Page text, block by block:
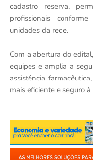
cadastro reserva,
profissionais
unidades da rede.
Com a abertura do
equipes e amplia a
assistência
mais eficiente e seguro